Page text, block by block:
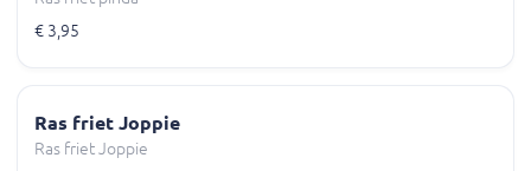
€ 3,95
Ras friet Joppie
Ras friet Joppie